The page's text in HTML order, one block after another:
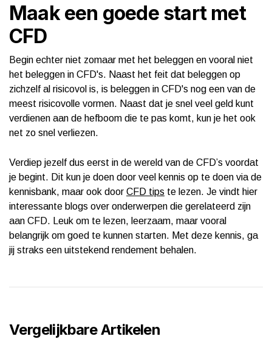
Maak een goede start met
CFD
Begin echter niet zomaar met het beleggen en vooral niet
het beleggen in CFD's. Naast het feit dat beleggen op
zichzelf al risicovol is, is beleggen in CFD's nog een van de
meest risicovolle vormen. Naast dat je snel veel geld kunt
verdienen aan de hefboom die te pas komt, kun je het ook
net zo snel verliezen.
Verdiep jezelf dus eerst in de wereld van de CFD’s voordat
je begint. Dit kun je doen door veel kennis op te doen via de
kennisbank, maar ook door CFD tips te lezen. Je vindt hier
interessante blogs over onderwerpen die gerelateerd zijn
aan CFD. Leuk om te lezen, leerzaam, maar vooral
belangrijk om goed te kunnen starten. Met deze kennis, ga
jij straks een uitstekend rendement behalen.
Vergelijkbare Artikelen